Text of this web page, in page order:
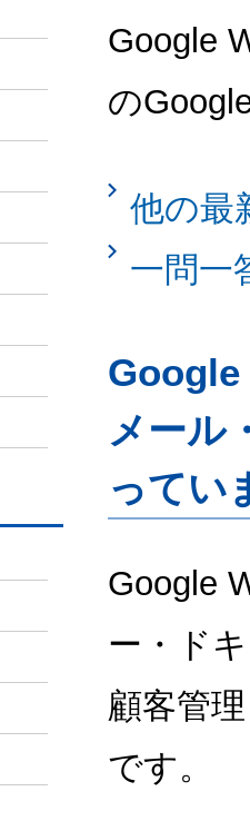
Google
の
他の最
一問一
Google
メール
ってい
Google
ー・ド
顧客管
です。